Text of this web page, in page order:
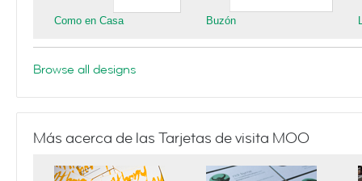
Como en Casa Buzón
Browse all designs
Más acerca de las Tarjetas de visita MOO